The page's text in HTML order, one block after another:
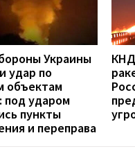
Украины
удар по
объектам
под ударом
пункты
и переправа